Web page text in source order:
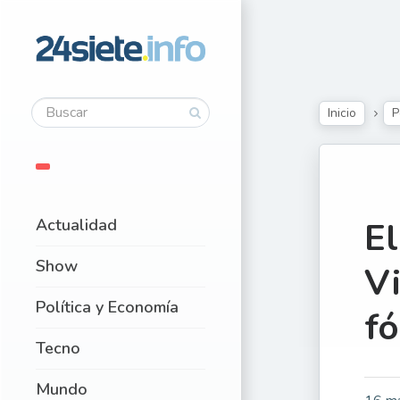
Actualidad
Show
Política y Economía
Tecno
Mundo
Inicio